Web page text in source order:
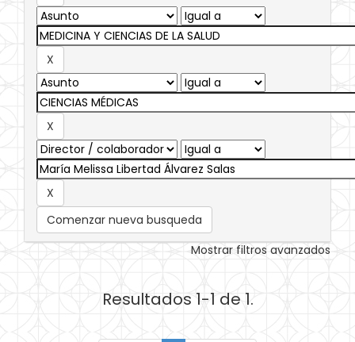
Comenzar nueva busqueda
Mostrar filtros avanzados
Resultados 1-1 de 1.